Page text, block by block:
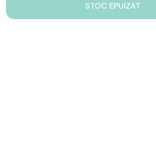
STOC EPUIZAT